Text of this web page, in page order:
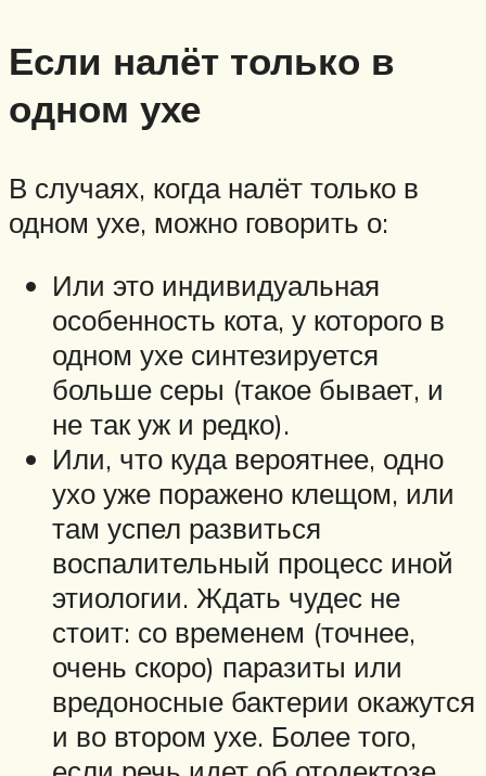
Если налёт только в
одном ухе
В случаях, когда налёт только в
одном ухе, можно говорить о:
Или это индивидуальная
особенность кота, у которого в
одном ухе синтезируется
больше серы (такое бывает, и
не так уж и редко).
Или, что куда вероятнее, одно
ухо уже поражено клещом, или
там успел развиться
воспалительный процесс иной
этиологии. Ждать чудес не
стоит: со временем (точнее,
очень скоро) паразиты или
вредоносные бактерии окажутся
и во втором ухе. Более того,